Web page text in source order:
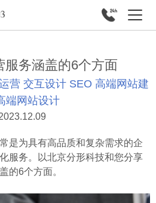
服务涵盖的6个方面
营 交互设计 SEO 高端网站建
端网站设计
为具有高品质和复杂需求的企
服务。以北京分形科技和您分享
的6个方面。